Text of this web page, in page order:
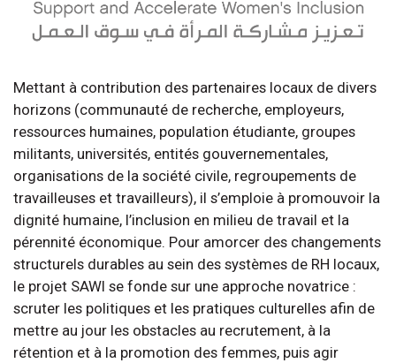
Mettant à contribution des partenaires locaux de divers
horizons (communauté de recherche, employeurs,
ressources humaines, population étudiante, groupes
militants, universités, entités gouvernementales,
organisations de la société civile, regroupements de
travailleuses et travailleurs), il s’emploie à promouvoir la
dignité humaine, l’inclusion en milieu de travail et la
pérennité économique. Pour amorcer des changements
structurels durables au sein des systèmes de RH locaux,
le projet SAWI se fonde sur une approche novatrice :
scruter les politiques et les pratiques culturelles afin de
mettre au jour les obstacles au recrutement, à la
rétention et à la promotion des femmes, puis agir